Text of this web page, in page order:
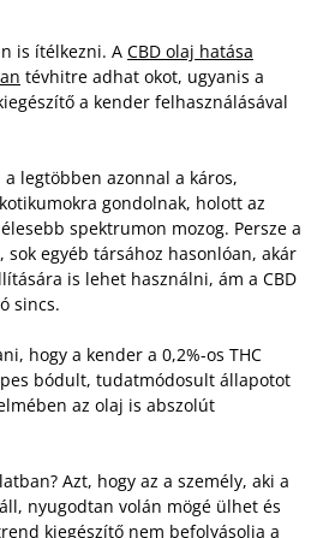
is ítélkezni. A CBD olaj hatása
tévhitre adhat okot, ugyanis a
a kender felhasználásával
legtöbben azonnal a káros,
gondolnak, holott az
spektrumon mozog. Persze a
sok egyéb társához hasonlóan, akár
is lehet használni, ám a CBD
sincs.
hogy a kender a 0,2%-os THC
bódult, tudatmódosult állapotot
az olaj is abszolút
Azt, hogy az a személy, aki a
nyugodtan volán mögé ülhet és
kiegészítő nem befolyásolja a